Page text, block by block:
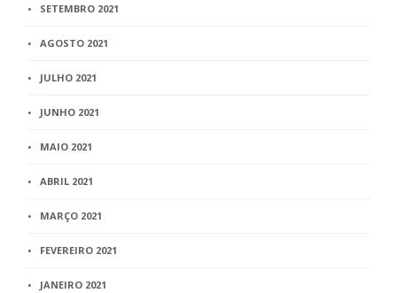
SETEMBRO 2021
AGOSTO 2021
JULHO 2021
JUNHO 2021
MAIO 2021
ABRIL 2021
MARÇO 2021
FEVEREIRO 2021
JANEIRO 2021